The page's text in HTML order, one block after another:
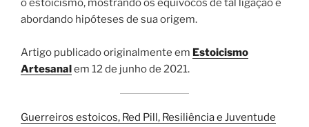
o estoicismo, mostrando os equívocos de tal ligação e
abordando hipóteses de sua origem.
Artigo publicado originalmente em Estoicismo
Artesanalem 12 de junho de 2021.
Guerreiros estoicos, Red Pill, Resiliência e Juventude